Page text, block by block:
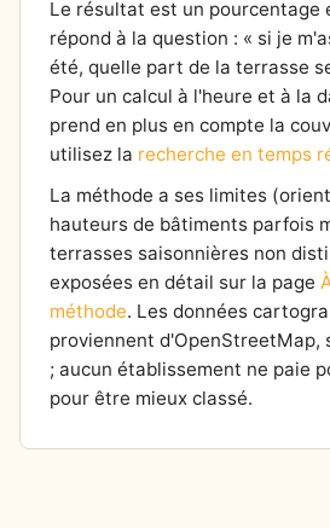
Le résultat est un pourcentage
répond à la question : « si je
été, quelle part de la terrasse
Pour un calcul à l'heure et à la
prend en plus en compte la
utilisez la recherche en temps
La méthode a ses limites
hauteurs de bâtiments parfois
terrasses saisonnières non
exposées en détail sur la page
méthode. Les données
proviennent d'OpenStreetMap,
; aucun établissement ne paie
pour être mieux classé.